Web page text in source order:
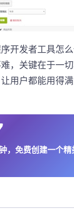
开发者工具怎
，关键在于一
用户都能用得
，免费创建一个精